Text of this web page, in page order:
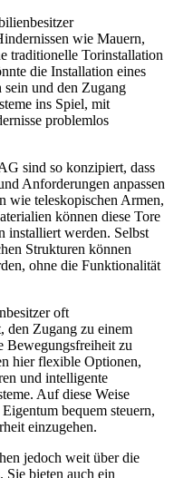
wie Mauern,
traditionelle Torinstallation
die Installation eines
und den Zugang
ins Spiel, mit
problemlos
sind so konzipiert, dass
Anforderungen anpassen
wie teleskopischen Armen,
können diese Tore
installiert werden. Selbst
Strukturen können
ohne die Funktionalität
oft
den Zugang zu einem
Bewegungsfreiheit zu
hier flexible Optionen,
und intelligente
Auf diese Weise
bequem steuern,
einzugehen.
jedoch weit über die
bieten auch ein